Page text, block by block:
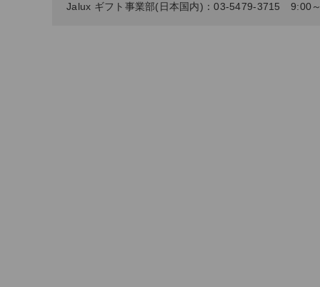
Jalux ギフト事業部(日本国内)：03-5479-3715 9:00